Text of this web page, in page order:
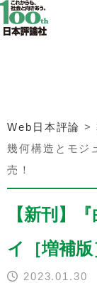
Web日本評論 >
幾何構造とモジ
売！
【新刊】
イ［増補版
2023.01.30